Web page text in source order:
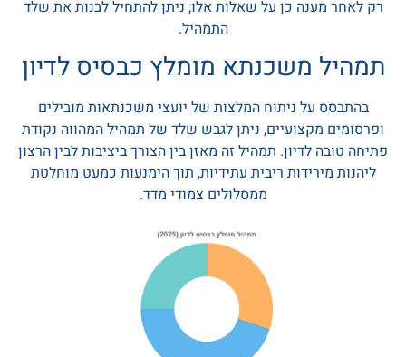
רק לאחר מענה כן על שאלות אלו, ניתן להתחיל לבנות את שלד
התמהיל.
תמהיל משכנתא מומלץ כבסיס לדיון
בהתבסס על ניתוח המלצות של יועצי משכנתאות מובילים
ופרסומים מקצועיים, ניתן לגבש שלד של תמהיל המהווה נקודת
פתיחה טובה לדיון. תמהיל זה מאזן בין הצורך ביציבות לבין הרצון
ליהנות מירידות ריבית עתידיות, תוך הימנעות כמעט מוחלטת
ממסלולים צמודי מדד.